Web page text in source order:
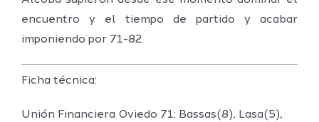
encuentro y el tiempo de partido y acabar
imponiendo por 71-82.
Ficha técnica:
Unión Financiera Oviedo 71: Bassas(8), Lasa(5),